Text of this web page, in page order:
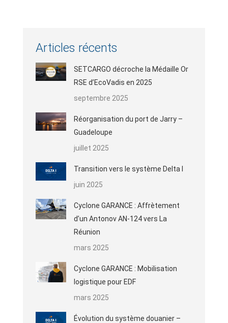
Articles récents
SETCARGO décroche la Médaille Or
RSE d’EcoVadis en 2025
septembre 2025
Réorganisation du port de Jarry –
Guadeloupe
juillet 2025
Transition vers le système Delta I
juin 2025
Cyclone GARANCE : Affrètement
d’un Antonov AN-124 vers La
Réunion
mars 2025
Cyclone GARANCE : Mobilisation
logistique pour EDF
mars 2025
Évolution du système douanier –